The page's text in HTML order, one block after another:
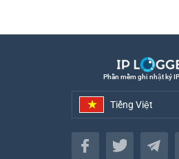
Phần mềm ghi nhật ký
Tiếng Việt
Tiếng Việt